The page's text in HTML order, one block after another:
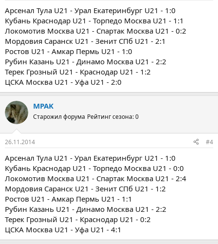
Арсенал Тула U21 - Урал Екатеринбург U21 - 1:0
Кубань Краснодар U21 - Торпедо Москва U21 - 1:1
Локомотив Москва U21 - Спартак Москва U21 - 0:2
Мордовия Саранск U21 - Зенит СПб U21 - 2:1
Ростов U21 - Амкар Пермь U21 - 1:0
Рубин Казань U21 - Динамо Москва U21 - 2:2
Терек Грозный U21 - Краснодар U21 - 1:2
ЦСКА Москва U21 - Уфа U21 - 2:0
MPAK
Старожил форума Рейтинг сезона: 0
26.11.2014 #4
Арсенал Тула U21 - Урал Екатеринбург U21 - 1:0
Кубань Краснодар U21 - Торпедо Москва U21 - 0:0
Локомотив Москва U21 - Спартак Москва U21 - 2:4
Мордовия Саранск U21 - Зенит СПб U21 - 1:2
Ростов U21 - Амкар Пермь U21 - 1:1
Рубин Казань U21 - Динамо Москва U21 - 2:2
Терек Грозный U21 - Краснодар U21 - 0:2
ЦСКА Москва U21 - Уфа U21 - 4:1